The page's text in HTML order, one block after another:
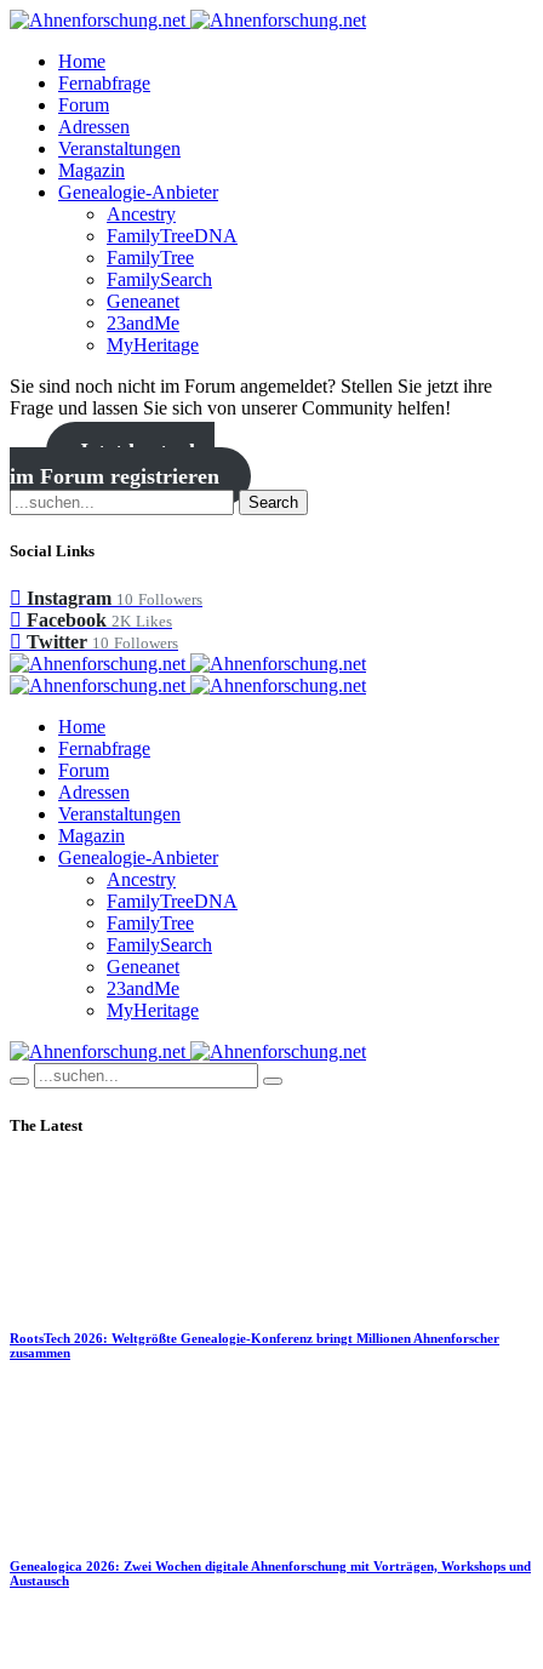
Home
Fernabfrage
Forum
Adressen
Veranstaltungen
Magazin
Genealogie-Anbieter
Ancestry
FamilyTreeDNA
FamilyTree
FamilySearch
Geneanet
23andMe
MyHeritage
Sie sind noch nicht im Forum angemeldet? Stellen Sie jetzt ihre
Frage und lassen Sie sich von unserer Community helfen!
Jetzt kostenlos
im Forum registrieren
Search
Social Links
Instagram 10 Followers
Facebook 2K Likes
Twitter 10 Followers
Home
Fernabfrage
Forum
Adressen
Veranstaltungen
Magazin
Genealogie-Anbieter
Ancestry
FamilyTreeDNA
FamilyTree
FamilySearch
Geneanet
23andMe
MyHeritage
The Latest
RootsTech 2026: Weltgrößte Genealogie-Konferenz bringt Millionen Ahnenforscher
zusammen
Genealogica 2026: Zwei Wochen digitale Ahnenforschung mit Vorträgen, Workshops und
Austausch